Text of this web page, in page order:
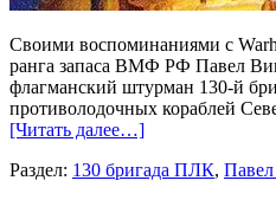
Своими воспоминаниями с
ранга запаса ВМФ РФ Павел
флагманский штурман 130-й
противолодочных кораблей
[Читать далее…]
Раздел: 130 бригада ПЛК,